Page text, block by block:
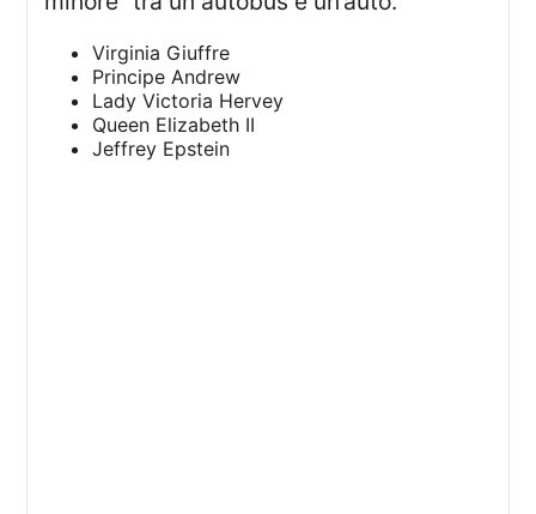
Virginia Giuffre
Principe Andrew
Lady Victoria Hervey
Queen Elizabeth II
Jeffrey Epstein